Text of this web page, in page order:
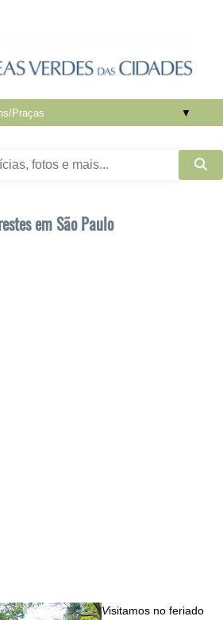
▼
em São Paulo
Visitamos no feriado